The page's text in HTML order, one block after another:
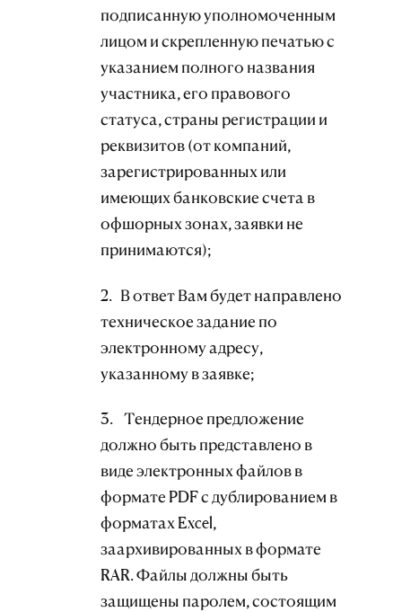
подписанную уполномоченным
лицом и скрепленную печатью с
указанием полного названия
участника, его правового
статуса, страны регистрации и
реквизитов (от компаний,
зарегистрированных или
имеющих банковские счета в
офшорных зонах, заявки не
принимаются);
2. В ответ Вам будет направлено
техническое задание по
электронному адресу,
указанному в заявке;
3. Тендерное предложение
должно быть представлено в
виде электронных файлов в
формате PDF с дублированием в
форматах Excel,
заархивированных в формате
RAR. Файлы должны быть
защищены паролем, состоящим